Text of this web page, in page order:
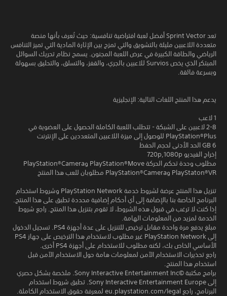
تعد Sprint Vector أفضل لعبة افتراضية تنافسية: حيث تُعرف بأنها منصة
متعددة اللاعبين مليئة بالتشويق والتي تمزج بين الإثارة المادية التي تميز التنافس
الرياضي والطاقة الكبيرة في عرض اللعبة المجنون. يسمح نظام تحريك السوائل
المبتكر الذي يخص Survios للاعبين بالجري، والقفز، والتسلق، والتحليق بسهولة
وبسرعة فائقة.
يدعم هذا المنتج اللغات التالية: الإنجليزية
1 لاعب
2-8 لاعبين على الشبكة - تتطلب اللعبة الكاملة الحصول على العضوية في
PlayStation®Plus للوصول إلى ميزة اللاعبين المتعددين على الإنترنت
6 GB الحد الأدنى لحجم الحفظ
إخراج الفيديو 720p,1080p
مطلوب وحدة تحكم الحركة PlayStation®Move وPlayStation®Camera
PlayStaton®VR وPlayStation®Camera مطلوبان للعب هذا المنتج
تنزيل هذا المنتج عرضة لشروط خدمة PlayStation Network وشروط استخدام
البرنامج الخاصة بنا بالإضافة إلى أي أحكام إضافية محددة تطبق على هذا المنتج.
إذا كنت لا ترغب في قبول هذه الشروط، لا تقوم بتنزيل هذا المنتج. راجع شروط
الخدمة لمزيد من المعلومات الهامة.
مبلغ يدفع مرة واحدة مقابل ترخيص للتنزيل على عدة أجهزة PS4. تسجيل الدخول
إلى PlayStation Network غير مطلوب لاستخدام هذا الترخيص على جهاز PS4
الأساسي الخاص بك، لكنه مطلوب للاستخدام على أجهزة PS4 أخرى.
راجع تحذيرات الاستخدام الآمن لمعلومات هامة حول الاستخدام الآمن قبل
استخدام هذا المنتج.
برامج مكتبة ©Sony Interactive Entertainment Inc. ملخصة بشكل حصري
إلى Sony Interactive Entertainment Europe. تطبق شروط استخدام
البرنامج، راجع eu.playstation.com/legal لمعرفة حقوق الاستخدام الكاملة.